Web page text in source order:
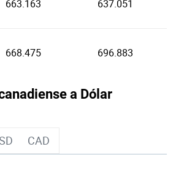
663.163 637.051
668.475 696.883
a Dólar
CAD